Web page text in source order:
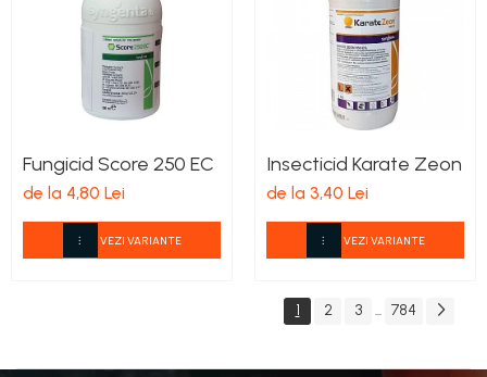
Fungicid Score 250 EC
de la 4,80 Lei
VEZI VARIANTE
Insecticid Karate Zeon
de la 3,40 Lei
VEZI VARIANTE
1 2 3 ... 784